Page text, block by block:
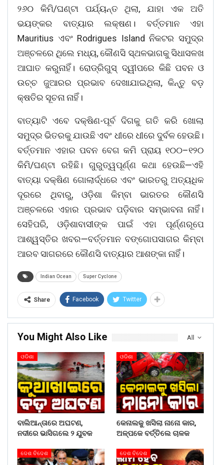
୨୬୦ କିମି/ଘଣ୍ଟା ପର୍ଯ୍ୟନ୍ତ ଥିଲା, ଯାହା ଏକ ଅତି
ଭୟଙ୍କର ବାତ୍ୟାର ଲକ୍ଷଣ। ବର୍ତ୍ତମାନ ଏହା
Mauritius ଏବଂ Rodrigues Island ନିକଟର ସମୁଦ୍ର
ଅଞ୍ଚଳରେ ଥିଲେ ମଧ୍ୟ, କୌଣସି ସ୍ଥଳଭାଗକୁ ସିଧାସଳଖ
ଆଘାତ କରୁନାହିଁ। ରୋଡ୍ରିଗୁସ୍ ଦ୍ୱୀପରେ କିଛି ପବନ ଓ
ଉଚ୍ଚ ଜୁଆରର ପ୍ରଭାବ ଦେଖାଯାଇଥିଲା, କିନ୍ତୁ ବଡ଼
କ୍ଷତିର ସୂଚନା ନାହିଁ।
ବାତ୍ୟାଟି ଏବେ ଦକ୍ଷିଣ-ପୂର୍ବ ଦିଗକୁ ଗତି କରି ଖୋଲା
ସମୁଦ୍ର ଭିତରକୁ ଯାଉଛି ଏବଂ ଧୀରେ ଧୀରେ ଦୁର୍ବଳ ହେଉଛି।
ବର୍ତ୍ତମାନ ଏହାର ପବନ ବେଗ କମି ପ୍ରାୟ ୧୦୦–୧୨୦
କିମି/ଘଣ୍ଟା ରହିଛି। ଗୁରୁତ୍ୱପୂର୍ଣ୍ଣ କଥା ହେଉଛି—ଏହି
ବାତ୍ୟା ଦକ୍ଷିଣ ଗୋଲାର୍ଦ୍ଧରେ ଏବଂ ଭାରତରୁ ଅତ୍ୟଧିକ
ଦୂରରେ ଥିବାରୁ, ଓଡ଼ିଶା କିମ୍ବା ଭାରତର କୌଣସି
ଅଞ୍ଚଳରେ ଏହାର ପ୍ରଭାବ ପଡ଼ିବାର ସମ୍ଭାବନା ନାହିଁ।
ସେହିପରି, ଓଡ଼ିଶାବାସୀଙ୍କ ପାଇଁ ଏହା ପୂର୍ଣ୍ଣରୂପେ
ଆଶ୍ୱସ୍ତିର ଖବର—ବର୍ତ୍ତମାନ ବଙ୍ଗୋପସାଗର କିମ୍ବା
ଆରବ ସାଗରରେ କୌଣସି ବାତ୍ୟାର ଆଶଙ୍କା ନାହିଁ।
Indian Ocean Super Cyclone
Share Facebook Twitter
All
You Might Also Like
ଓଡିଶା
ବାଲିଆନ୍ତାରେ ଅଘଟଣ,
ନଦୀରେ ଭାସିଗଲେ ୨ ଯୁବକ
ଓଡିଶା
କେନାଲକୁ ଖସିଲା ନାନୋ କାର,
ଅଳ୍ପକେ ବର୍ତ୍ତିଲେ ଚାଳକ
ଦେଶ ବିଦେଶ ଦେଶ ବିଦେଶ